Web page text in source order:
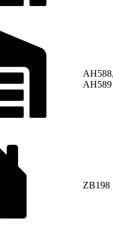
AH589
ZB198